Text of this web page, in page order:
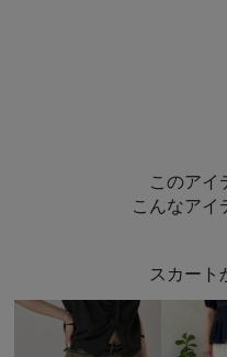
このアイ
こんなアイ
スカート